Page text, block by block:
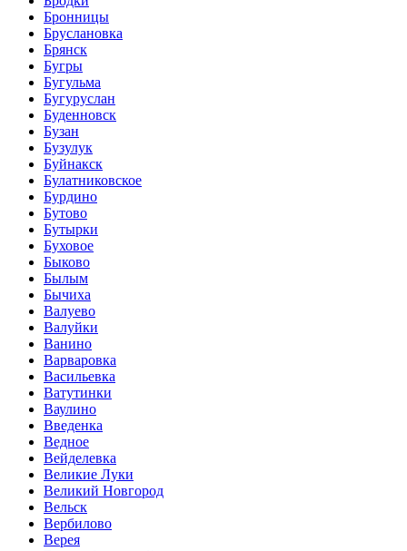
Бронницы
Бруслановка
Брянск
Бугры
Бугульма
Бугуруслан
Буденновск
Бузан
Бузулук
Буйнакск
Булатниковское
Бурдино
Бутово
Бутырки
Буховое
Быково
Былым
Бычиха
Валуево
Валуйки
Ванино
Варваровка
Васильевка
Ватутинки
Ваулино
Введенка
Ведное
Вейделевка
Великие Луки
Великий Новгород
Вельск
Вербилово
Верея